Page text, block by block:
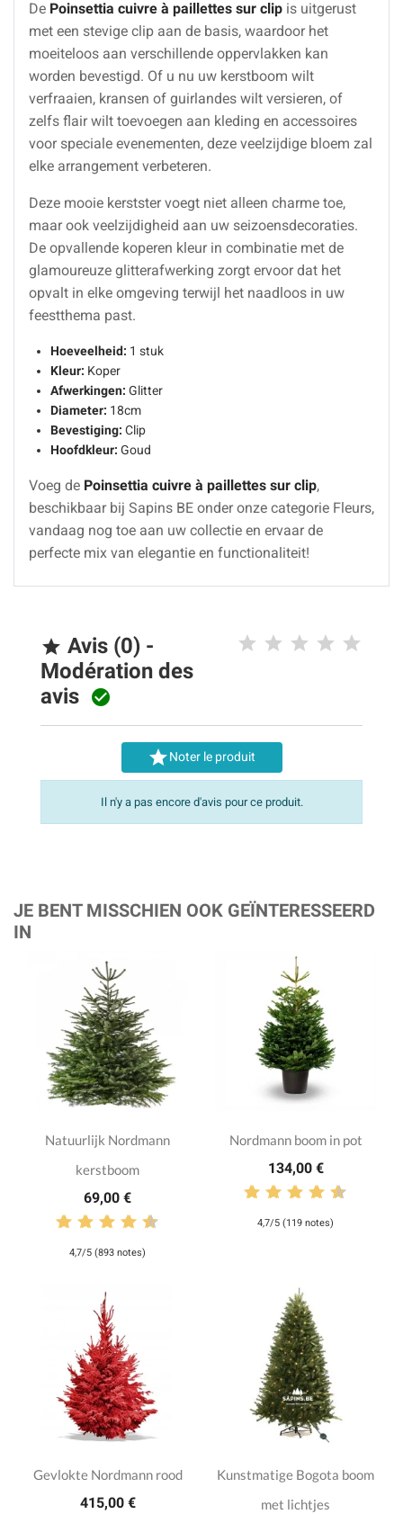
De Poinsettia cuivre à paillettes sur clip is uitgerust
met een stevige clip aan de basis, waardoor het
moeiteloos aan verschillende oppervlakken kan
worden bevestigd. Of u nu uw kerstboom wilt
verfraaien, kransen of guirlandes wilt versieren, of
zelfs flair wilt toevoegen aan kleding en accessoires
voor speciale evenementen, deze veelzijdige bloem zal
elke arrangement verbeteren.
Deze mooie kerstster voegt niet alleen charme toe,
maar ook veelzijdigheid aan uw seizoensdecoraties.
De opvallende koperen kleur in combinatie met de
glamoureuze glitterafwerking zorgt ervoor dat het
opvalt in elke omgeving terwijl het naadloos in uw
feestthema past.
Hoeveelheid: 1 stuk
Kleur: Koper
Afwerkingen: Glitter
Diameter: 18cm
Bevestiging: Clip
Hoofdkleur: Goud
Voeg de Poinsettia cuivre à paillettes sur clip,
beschikbaar bij Sapins BE onder onze categorie Fleurs,
vandaag nog toe aan uw collectie en ervaar de
perfecte mix van elegantie en functionaliteit!
 Avis (0) -
Modération des
avis 
Noter le produit
Il n'y a pas encore d'avis pour ce produit.
JE BENT MISSCHIEN OOK GEÏNTERESSEERD
IN
Natuurlijk Nordmann
kerstboom
69,00 €
4,7/5 (893 notes)
Nordmann boom in pot
134,00 €
4,7/5 (119 notes)
Gevlokte Nordmann rood
415,00 €
Kunstmatige Bogota boom
met lichtjes